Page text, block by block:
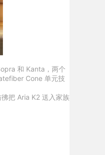
和 Kanta，两个
Cone 单元技
把 Aria K2 送入家族